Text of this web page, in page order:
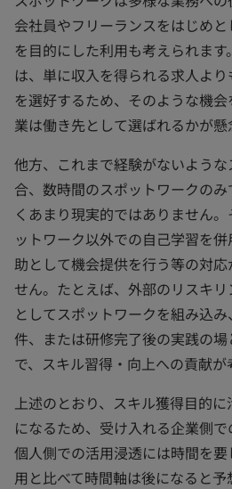
会社員やフリーランスをはじめ
を目的にした利用も考えられま
は、単に収入を得られる求人よ
を選好するため、そのような機
業は働き先として選ばれるかが懸
他方、これまで経験がないよう
合、数時間のスポットワークの
くあまり現実的ではありません
ットワーク以外での自己学習を
助として機会提供を行う等の対
せん。たとえば、外部のリスキ
としてスポットワークを組み込
件、または研修完了後の実践の
で、スキル習得・向上への貢献が
上述のとおり、スキル獲得目的
になるため、受け入れる企業側
個人側での活用浸透には時間を
用と比べて時間軸は後になると予